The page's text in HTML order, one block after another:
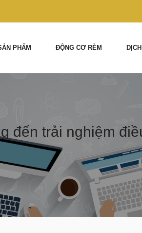
PHẨM ĐỘNG CƠ RÈM
đến trải nghiệm